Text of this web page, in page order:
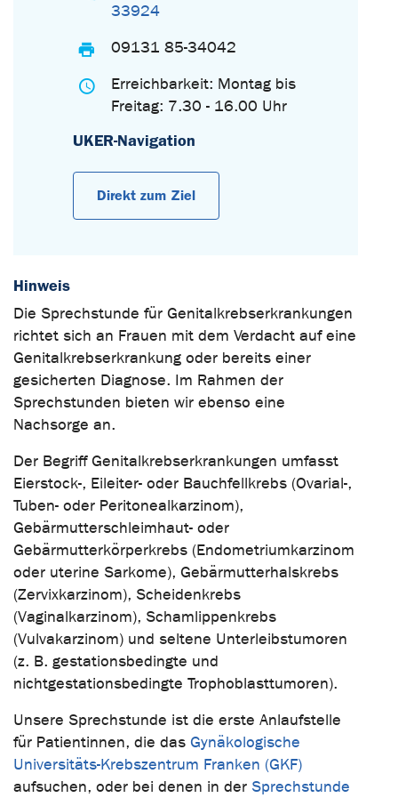
33924
09131 85-34042
Erreichbarkeit: Montag bis
Freitag: 7.30 - 16.00 Uhr
UKER-Navigation
Direkt zum Ziel
Hinweis
Die Sprechstunde für Genitalkrebserkrankungen
richtet sich an Frauen mit dem Verdacht auf eine
Genitalkrebserkrankung oder bereits einer
gesicherten Diagnose. Im Rahmen der
Sprechstunden bieten wir ebenso eine
Nachsorge an.
Der Begriff Genitalkrebserkrankungen umfasst
Eierstock-, Eileiter- oder Bauchfellkrebs (Ovarial-,
Tuben- oder Peritonealkarzinom),
Gebärmutterschleimhaut- oder
Gebärmutterkörperkrebs (Endometriumkarzinom
oder uterine Sarkome), Gebärmutterhalskrebs
(Zervixkarzinom), Scheidenkrebs
(Vaginalkarzinom), Schamlippenkrebs
(Vulvakarzinom) und seltene Unterleibstumoren
(z. B. gestationsbedingte und
nichtgestationsbedingte Trophoblasttumoren).
Unsere Sprechstunde ist die erste Anlaufstelle
für Patientinnen, die das Gynäkologische
Universitäts-Krebszentrum Franken (GKF)
aufsuchen, oder bei denen in der Sprechstunde